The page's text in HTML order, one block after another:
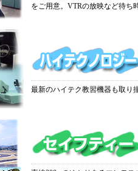
をご用意。VTRの放映など待ち
最新のハイテク教習機器も取り